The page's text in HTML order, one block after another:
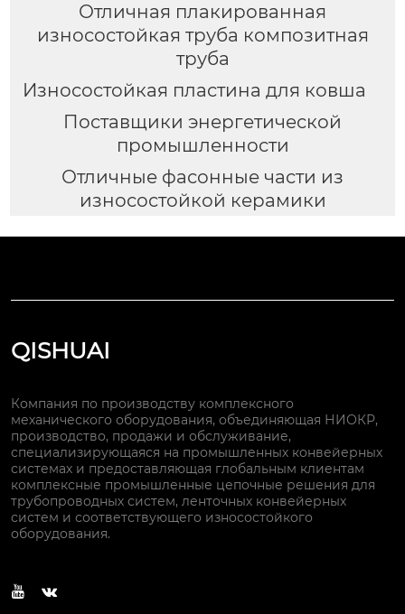
Отличная плакированная
износостойкая труба композитная
труба
Износостойкая пластина для ковша
Поставщики энергетической
промышленности
Отличные фасонные части из
износостойкой керамики
QISHUAI
Компания по производству комплексного
механического оборудования, объединяющая НИОКР,
производство, продажи и обслуживание,
специализирующаяся на промышленных конвейерных
системах и предоставляющая глобальным клиентам
комплексные промышленные цепочные решения для
трубопроводных систем, ленточных конвейерных
систем и соответствующего износостойкого
оборудования.
 